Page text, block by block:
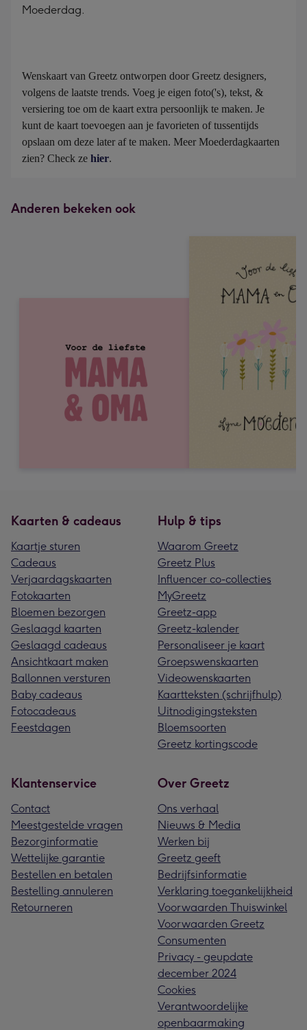
Moederdag.
Wenskaart van Greetz ontworpen door Greetz designers,
volgens de laatste trends. Voeg je eigen foto('s), tekst, &
versiering toe om de kaart extra persoonlijk te maken. Je
kunt de kaart toevoegen aan je favorieten of tussentijds
opslaan om deze later af te maken. Meer Moederdagkaarten
zien? Check ze hier.
Anderen bekeken ook
Kaarten & cadeaus
Kaartje sturen
Cadeaus
Verjaardagskaarten
Fotokaarten
Bloemen bezorgen
Geslaagd kaarten
Geslaagd cadeaus
Ansichtkaart maken
Ballonnen versturen
Baby cadeaus
Fotocadeaus
Feestdagen
Hulp & tips
Waarom Greetz
Greetz Plus
Influencer co-collecties
MyGreetz
Greetz-app
Greetz-kalender
Personaliseer je kaart
Groepswenskaarten
Videowenskaarten
Kaartteksten (schrijfhulp)
Uitnodigingsteksten
Bloemsoorten
Greetz kortingscode
Klantenservice
Contact
Meestgestelde vragen
Bezorginformatie
Wettelijke garantie
Bestellen en betalen
Bestelling annuleren
Retourneren
Over Greetz
Ons verhaal
Nieuws & Media
Werken bij
Greetz geeft
Bedrijfsinformatie
Verklaring toegankelijkheid
Voorwaarden Thuiswinkel
Voorwaarden Greetz
Consumenten
Privacy - geupdate
december 2024
Cookies
Verantwoordelijke
openbaarmaking